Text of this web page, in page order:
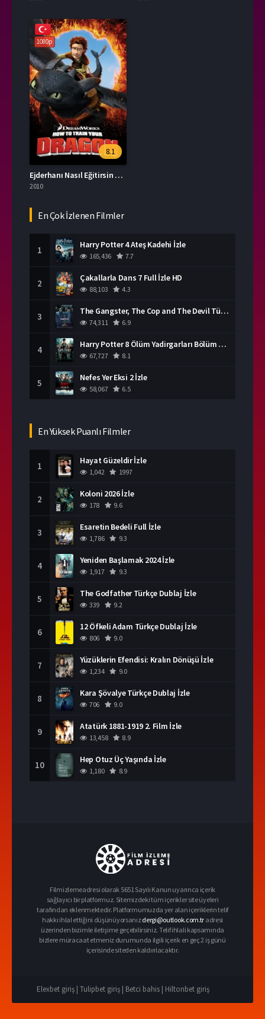
1080p
8.1
Ejderhanı Nasıl Eğitirsin 1 Türkçe Dublaj İzle
2010
En Çok İzlenen Filmler
1 Harry Potter 4 Ateş Kadehi İzle
165,436 7.7
2 Çakallarla Dans 7 Full İzle HD
88,103 4.3
3 The Gangster, The Cop and The Devil Türkçe Dublaj İzle
74,311 6.9
4 Harry Potter 8 Ölüm Yadirgarları Bölüm 2 İzle
67,727 8.1
5 Nefes Yer Eksi 2 İzle
58,067 6.5
En Yüksek Puanlı Filmler
1 Hayat Güzeldir İzle
1,042 1997
2 Koloni 2026 İzle
178 9.6
3 Esaretin Bedeli Full İzle
1,786 9.3
4 Yeniden Başlamak 2024 İzle
1,917 9.3
5 The Godfather Türkçe Dublaj İzle
339 9.2
6 12 Öfkeli Adam Türkçe Dublaj İzle
806 9.0
7 Yüzüklerin Efendisi: Kralın Dönüşü İzle
1,234 9.0
8 Kara Şövalye Türkçe Dublaj İzle
706 9.0
9 Atatürk 1881-1919 2. Film İzle
13,458 8.9
10 Hep Otuz Üç Yaşında İzle
1,180 8.9
Filmizlemeadresi olarak 5651 Sayılı Kanun uyarınca içerik
sağlayıcı bir platformuz. Sitemizdeki tüm içerikler site üyeleri
tarafından eklenmektedir. Platformumuzda yer alan içeriklerin telif
hakkı ihlal ettiğini düşünüyorsanızdergi@outlook.com.tr adresi
üzerinden bizimle iletişime geçebilirsiniz. Telif ihlali kapsamında
bizlere müracaat etmeniz durumunda ilgili içerik en geç 2 iş günü
içerisinde siteden kaldırılacaktır.
Elexbet giriş | Tulipbet giriş | Betci bahis | Hiltonbet giriş